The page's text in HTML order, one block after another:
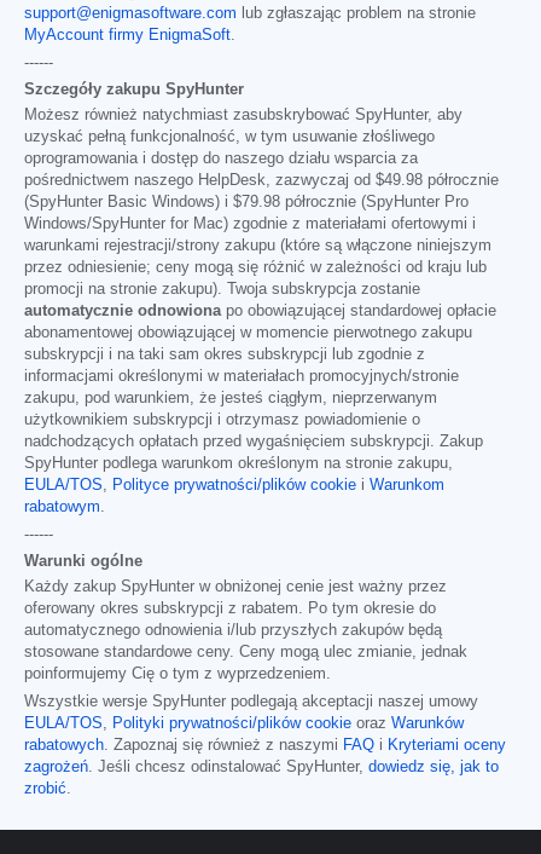
support@enigmasoftware.com lub zgłaszając problem na stronie
MyAccount firmy EnigmaSoft.
------
Szczegóły zakupu SpyHunter
Możesz również natychmiast zasubskrybować SpyHunter, aby
uzyskać pełną funkcjonalność, w tym usuwanie złośliwego
oprogramowania i dostęp do naszego działu wsparcia za
pośrednictwem naszego HelpDesk, zazwyczaj od $49.98 półrocznie
(SpyHunter Basic Windows) i $79.98 półrocznie (SpyHunter Pro
Windows/SpyHunter for Mac) zgodnie z materiałami ofertowymi i
warunkami rejestracji/strony zakupu (które są włączone niniejszym
przez odniesienie; ceny mogą się różnić w zależności od kraju lub
promocji na stronie zakupu). Twoja subskrypcja zostanie
automatycznie odnowionapo obowiązującej standardowej opłacie
abonamentowej obowiązującej w momencie pierwotnego zakupu
subskrypcji i na taki sam okres subskrypcji lub zgodnie z
informacjami określonymi w materiałach promocyjnych/stronie
zakupu, pod warunkiem, że jesteś ciągłym, nieprzerwanym
użytkownikiem subskrypcji i otrzymasz powiadomienie o
nadchodzących opłatach przed wygaśnięciem subskrypcji. Zakup
SpyHunter podlega warunkom określonym na stronie zakupu,
EULA/TOS, Polityce prywatności/plików cookie i Warunkom
rabatowym.
------
Warunki ogólne
Każdy zakup SpyHunter w obniżonej cenie jest ważny przez
oferowany okres subskrypcji z rabatem. Po tym okresie do
automatycznego odnowienia i/lub przyszłych zakupów będą
stosowane standardowe ceny. Ceny mogą ulec zmianie, jednak
poinformujemy Cię o tym z wyprzedzeniem.
Wszystkie wersje SpyHunter podlegają akceptacji naszej umowy
EULA/TOS, Polityki prywatności/plików cookie oraz Warunków
rabatowych. Zapoznaj się również z naszymi FAQ i Kryteriami oceny
zagrożeń. Jeśli chcesz odinstalować SpyHunter, dowiedz się, jak to
zrobić.